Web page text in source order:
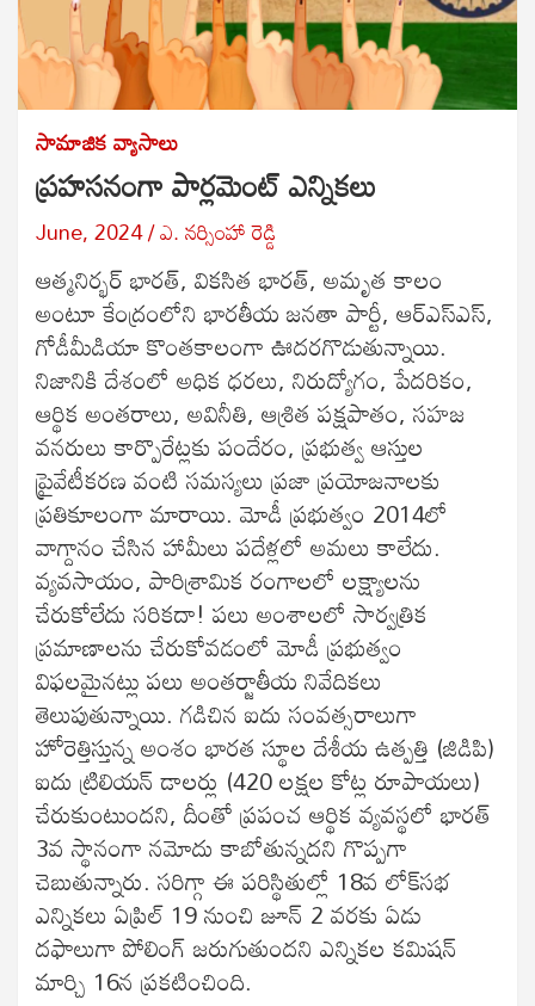
సామాజిక వ్యాసాలు
ప్రహసనంగా పార్లమెంట్‌ ఎన్నికలు
June, 2024 ఎ. నర్సింహా రెడ్డి
ఆత్మనిర్భర్‌ భారత్‌, వికసిత భారత్‌, అమృత కాలం
అంటూ కేంద్రంలోని భారతీయ జనతా పార్టీ, ఆర్‌ఎస్‌ఎస్‌,
గోడీమీడియా కొంతకాలంగా ఊదరగొడుతున్నాయి.
నిజానికి దేశంలో అధిక ధరలు, నిరుద్యోగం, పేదరికం,
ఆర్థిక అంతరాలు, అవినీతి, ఆశ్రిత పక్షపాతం, సహజ
వనరులు కార్పొరేట్లకు పందేరం, ప్రభుత్వ ఆస్తుల
ప్రైవేటీకరణ వంటి సమస్యలు ప్రజా ప్రయోజనాలకు
ప్రతికూలంగా మారాయి. మోడీ ప్రభుత్వం 2014లో
వాగ్దానం చేసిన హామీలు పదేళ్లలో అమలు కాలేదు.
వ్యవసాయం, పారిశ్రామిక రంగాలలో లక్ష్యాలను
చేరుకోలేదు సరికదా! పలు అంశాలలో సార్వత్రిక
ప్రమాణాలను చేరుకోవడంలో మోడీ ప్రభుత్వం
విఫలమైనట్లు పలు అంతర్జాతీయ నివేదికలు
తెలుపుతున్నాయి. గడిచిన ఐదు సంవత్సరాలుగా
హోరెత్తిస్తున్న అంశం భారత స్థూల దేశీయ ఉత్పత్తి (జిడిపి)
ఐదు ట్రిలియన్‌ డాలర్లు (420 లక్షల కోట్ల రూపాయలు)
చేరుకుంటుందని, దీంతో ప్రపంచ ఆర్థిక వ్యవస్థలో భారత్‌
3వ స్థానంగా నమోదు కాబోతున్నదని గొప్పగా
చెబుతున్నారు. సరిగ్గా ఈ పరిస్థితుల్లో 18వ లోక్‌సభ
ఎన్నికలు ఏప్రిల్‌ 19 నుంచి జూన్‌ 2 వరకు ఏడు
దఫాలుగా పోలింగ్‌ జరుగుతుందని ఎన్నికల కమిషన్‌
మార్చి 16న ప్రకటించింది.